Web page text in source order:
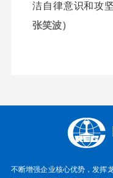
洁自律意识和攻
张笑波）
不断增强企业核心优势，发挥